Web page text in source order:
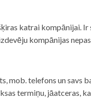
katrai kompānijai.
kompānijas
telefons un savs
termiņu, jāatceras,